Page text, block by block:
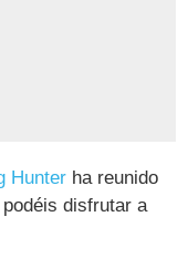
Hunter ha reunido
disfrutar a